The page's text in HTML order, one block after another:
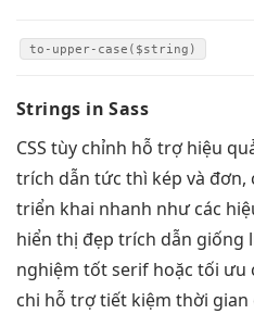
to-upper-case($string)
Strings in Sass
CSS tùy chỉnh hỗ trợhiệu
trích dẫn tức thì kép và đơn,
triển khai nhanh như các
hiển thị đẹp trích dẫn giống
nghiệm tốtserif hoặc tối ưu
chi hỗ trợtiết kiệm thời gian